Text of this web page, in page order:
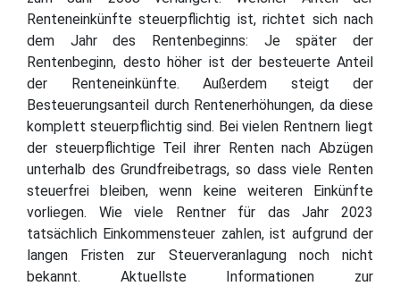
Renteneinkünfte steuerpflichtig ist, richtet sich nach
dem Jahr des Rentenbeginns: Je später der
Rentenbeginn, desto höher ist der besteuerte Anteil
der Renteneinkünfte. Außerdem steigt der
Besteuerungsanteil durch Rentenerhöhungen, da diese
komplett steuerpflichtig sind. Bei vielen Rentnern liegt
der steuerpflichtige Teil ihrer Renten nach Abzügen
unterhalb des Grundfreibetrags, so dass viele Renten
steuerfrei bleiben, wenn keine weiteren Einkünfte
vorliegen. Wie viele Rentner für das Jahr 2023
tatsächlich Einkommensteuer zahlen, ist aufgrund der
langen Fristen zur Steuerveranlagung noch nicht
bekannt. Aktuellste Informationen zur